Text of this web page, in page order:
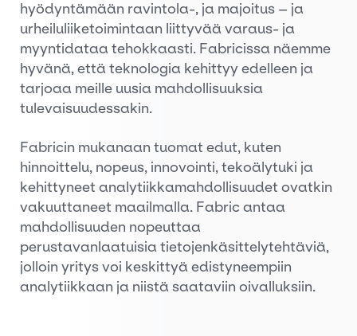
hyödyntämään ravintola-, ja majoitus – ja
urheiluliiketoimintaan liittyvää varaus- ja
myyntidataa tehokkaasti. Fabricissa näemme
hyvänä, että teknologia kehittyy edelleen ja
tarjoaa meille uusia mahdollisuuksia
tulevaisuudessakin.
Fabricin mukanaan tuomat edut, kuten
hinnoittelu, nopeus, innovointi, tekoälytuki ja
kehittyneet analytiikkamahdollisuudet ovatkin
vakuuttaneet maailmalla. Fabric antaa
mahdollisuuden nopeuttaa
perustavanlaatuisia tietojenkäsittelytehtäviä,
jolloin yritys voi keskittyä edistyneempiin
analytiikkaan ja niistä saataviin oivalluksiin.